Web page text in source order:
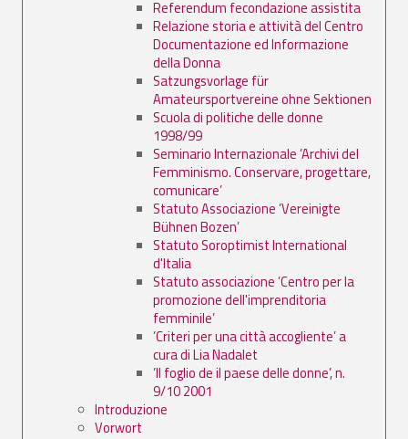
Referendum fecondazione assistita
Relazione storia e attività del Centro
Documentazione ed Informazione
della Donna
Satzungsvorlage für
Amateursportvereine ohne Sektionen
Scuola di politiche delle donne
1998/99
Seminario Internazionale ’Archivi del
Femminismo. Conservare, progettare,
comunicare’
Statuto Associazione ’Vereinigte
Bühnen Bozen’
Statuto Soroptimist International
d'Italia
Statuto associazione ’Centro per la
promozione dell'imprenditoria
femminile’
’Criteri per una città accogliente’ a
cura di Lia Nadalet
’Il foglio de il paese delle donne’, n.
9/10 2001
Introduzione
Vorwort